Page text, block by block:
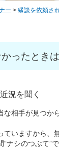
ー > 縁談を依頼さ
ったとき
況を聞く
相手が見つか
いますから、
ナシのつぶて”